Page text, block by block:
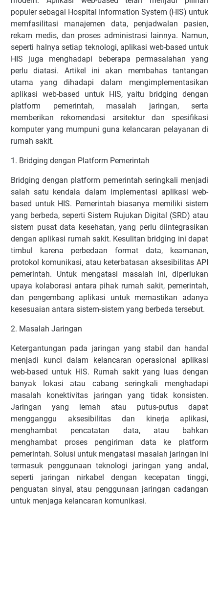
populer sebagai Hospital Information System (HIS) untuk
memfasilitasi manajemen data, penjadwalan pasien,
rekam medis, dan proses administrasi lainnya. Namun,
seperti halnya setiap teknologi, aplikasi web-based untuk
HIS juga menghadapi beberapa permasalahan yang
perlu diatasi. Artikel ini akan membahas tantangan
utama yang dihadapi dalam mengimplementasikan
aplikasi web-based untuk HIS, yaitu bridging dengan
platform pemerintah, masalah jaringan, serta
memberikan rekomendasi arsitektur dan spesifikasi
komputer yang mumpuni guna kelancaran pelayanan di
rumah sakit.
1. Bridging dengan Platform Pemerintah
Bridging dengan platform pemerintah seringkali menjadi
salah satu kendala dalam implementasi aplikasi web-
based untuk HIS. Pemerintah biasanya memiliki sistem
yang berbeda, seperti Sistem Rujukan Digital (SRD) atau
sistem pusat data kesehatan, yang perlu diintegrasikan
dengan aplikasi rumah sakit. Kesulitan bridging ini dapat
timbul karena perbedaan format data, keamanan,
protokol komunikasi, atau keterbatasan aksesibilitas API
pemerintah. Untuk mengatasi masalah ini, diperlukan
upaya kolaborasi antara pihak rumah sakit, pemerintah,
dan pengembang aplikasi untuk memastikan adanya
kesesuaian antara sistem-sistem yang berbeda tersebut.
2. Masalah Jaringan
Ketergantungan pada jaringan yang stabil dan handal
menjadi kunci dalam kelancaran operasional aplikasi
web-based untuk HIS. Rumah sakit yang luas dengan
banyak lokasi atau cabang seringkali menghadapi
masalah konektivitas jaringan yang tidak konsisten.
Jaringan yang lemah atau putus-putus dapat
mengganggu aksesibilitas dan kinerja aplikasi,
menghambat pencatatan data, atau bahkan
menghambat proses pengiriman data ke platform
pemerintah. Solusi untuk mengatasi masalah jaringan ini
termasuk penggunaan teknologi jaringan yang andal,
seperti jaringan nirkabel dengan kecepatan tinggi,
penguatan sinyal, atau penggunaan jaringan cadangan
untuk menjaga kelancaran komunikasi.